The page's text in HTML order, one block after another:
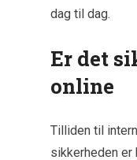
dag til dag.
Er det
online
Tilliden til
sikkerheden er